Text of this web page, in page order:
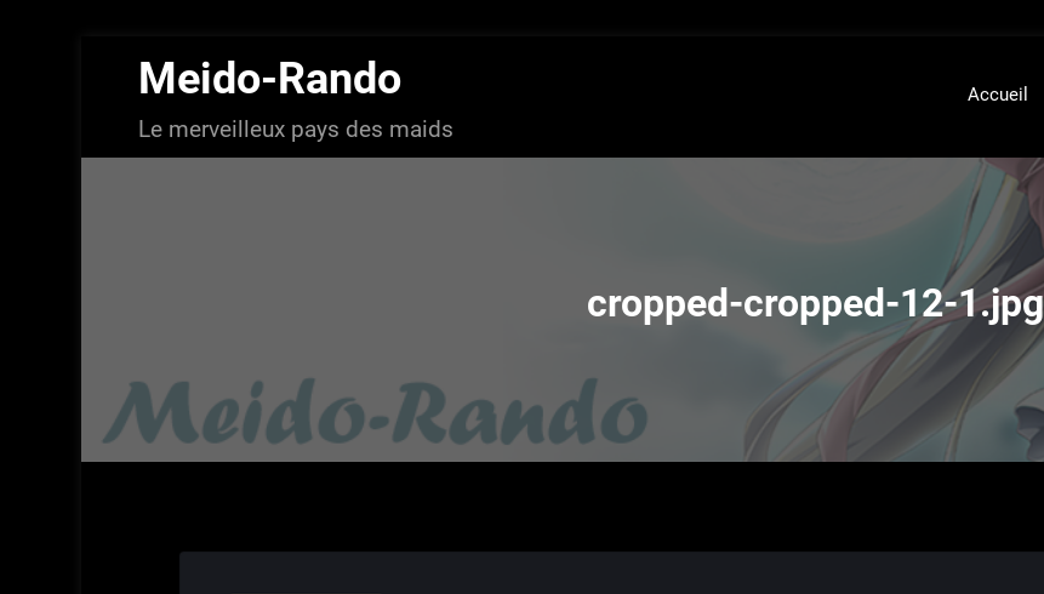
Meido-Rando
Le merveilleux pays des maids
Accueil
cropped-cropped-12-1.jpg